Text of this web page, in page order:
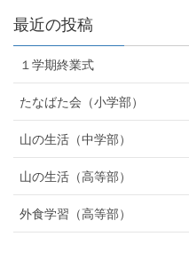
最近の投稿
１学期終業式
たなばた会（小学部）
山の生活（中学部）
山の生活（高等部）
外食学習（高等部）